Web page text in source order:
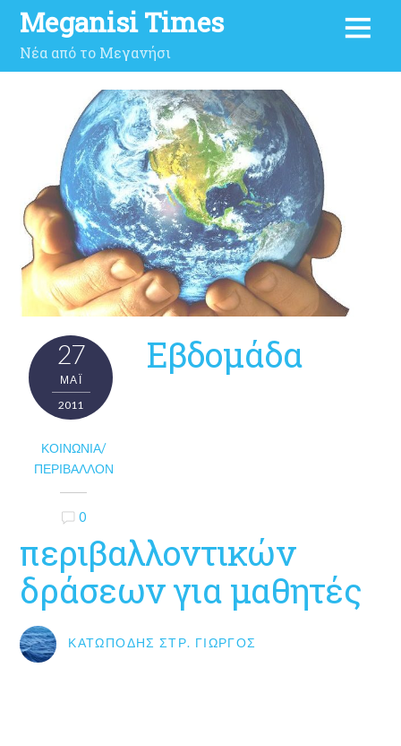
Meganisi Times
Νέα από το Μεγανήσι
27
ΜΑΪ́
2011
ΚΟΙΝΩΝΊΑ/
ΠΕΡΙΒΆΛΛΟΝ
0
Εβδομάδα
περιβαλλοντικών
δράσεων για μαθητές
ΚΑΤΩΠΌΔΗΣ ΣΤΡ. ΓΙΏΡΓΟΣ